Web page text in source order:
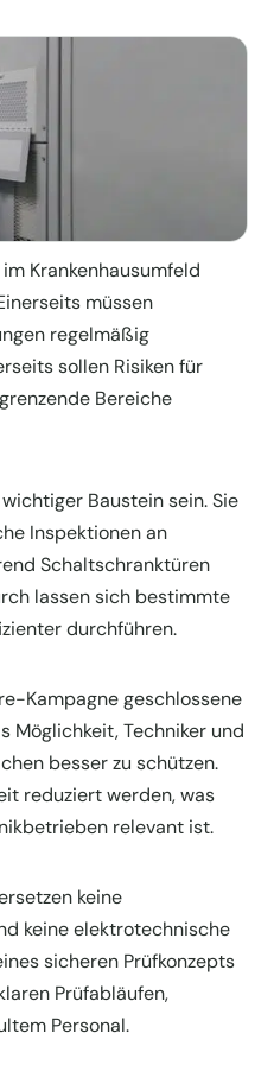
Krankenhausumfeld
müssen
regelmäßig
sollen Risiken für
Bereiche
Baustein sein. Sie
Inspektionen an
Schaltschranktüren
lassen sich bestimmte
durchführen.
Kampagne geschlossene
Möglichkeit, Techniker und
besser zu schützen.
reduziert werden, was
relevant ist.
keine
keine elektrotechnische
sicheren Prüfkonzepts
Prüfabläufen,
Personal.